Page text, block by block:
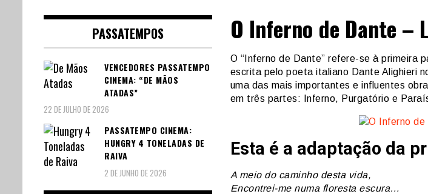
O Inferno de Dante –
O “Inferno de Dante” refere-se à primeira
escrita pelo poeta italiano Dante Alighieri
uma das mais importantes e influentes
em três partes: Inferno, Purgatório e
Esta é a adaptação da
A meio do caminho desta vida,
Encontrei-me numa floresta escura…
PASSATEMPOS
VENCEDORES PASSATEMPO
CINEMA: “DE MÃOS
ATADAS”
22 DE JULHO DE 2026
PASSATEMPO CINEMA:
HUNGRY 4 TONELADAS DE
RAIVA
2 DE JUNHO DE 2026